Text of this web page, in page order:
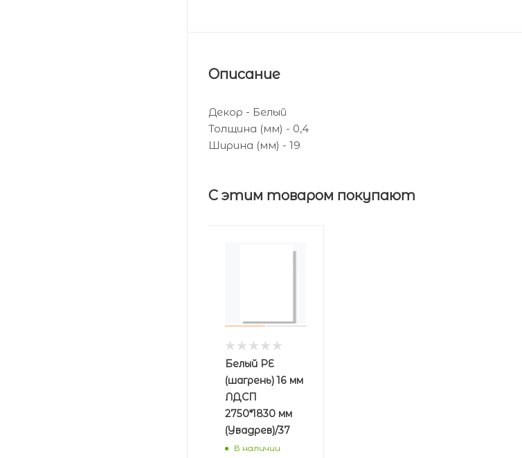
Описание
Декор - Белый
Толщина (мм) - 0,4
Ширина (мм) - 19
С этим товаром покупают
Белый PE
(шагрень) 16 мм
ЛДСП
2750*1830 мм
(Увадрев)/37
В наличии